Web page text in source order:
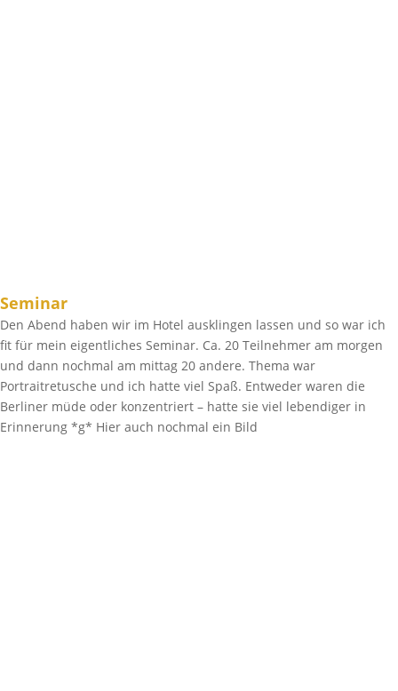
Seminar
Den Abend haben wir im Hotel ausklingen lassen und so war ich
fit für mein eigentliches Seminar. Ca. 20 Teilnehmer am morgen
und dann nochmal am mittag 20 andere. Thema war
Portraitretusche und ich hatte viel Spaß. Entweder waren die
Berliner müde oder konzentriert – hatte sie viel lebendiger in
Erinnerung *g* Hier auch nochmal ein Bild